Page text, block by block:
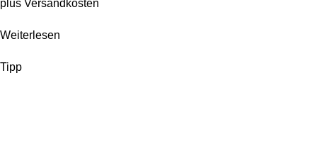
plus Versandkosten
Weiterlesen
Tipp